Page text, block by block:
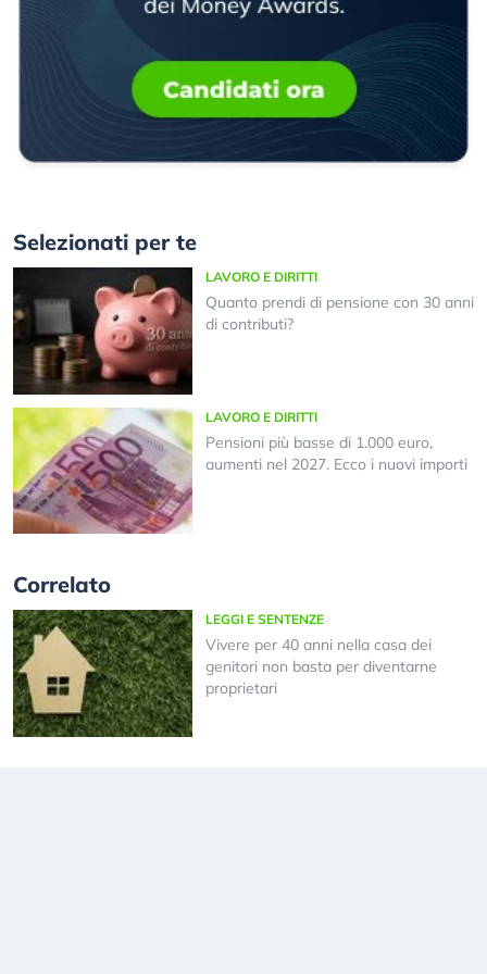
Selezionati per te
LAVORO E DIRITTI
Quanto prendi di pensione con 30 anni
di contributi?
LAVORO E DIRITTI
Pensioni più basse di 1.000 euro,
aumenti nel 2027. Ecco i nuovi importi
Correlato
LEGGI E SENTENZE
Vivere per 40 anni nella casa dei
genitori non basta per diventarne
proprietari